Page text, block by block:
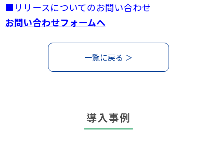
■リリースについてのお問い合わせ
お問い合わせフォームへ
一覧に戻る ＞
導入事例